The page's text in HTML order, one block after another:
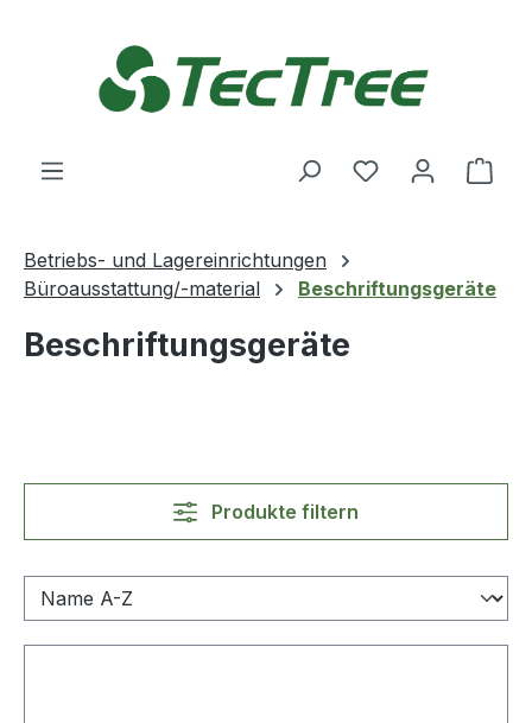
Du hast 0
Betriebs- und Lagereinrichtungen
Büroausstattung/-material
Beschriftungsgeräte
Beschriftungsgeräte
Produkte filtern